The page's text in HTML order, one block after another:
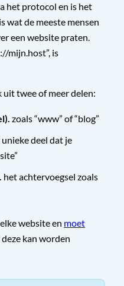
het protocol en is het
wat de meeste mensen
een website praten.
mijn.host”, is
uit twee of meer delen:
zoals “www” of “blog”
deel dat je
het achtervoegsel zoals
website en moet
kan worden